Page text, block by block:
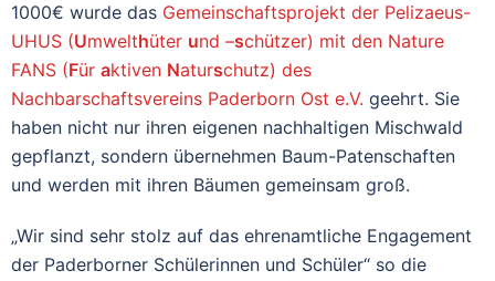
1000€ wurde das Gemeinschaftsprojekt der Pelizaeus-
UHUS (Umwelthüter und –schützer) mit den Nature
FANS (Für aktiven Naturschutz) des
Nachbarschaftsvereins Paderborn Ost e.V. geehrt. Sie
haben nicht nur ihren eigenen nachhaltigen Mischwald
gepflanzt, sondern übernehmen Baum-Patenschaften
und werden mit ihren Bäumen gemeinsam groß.
„Wir sind sehr stolz auf das ehrenamtliche Engagement
der Paderborner Schülerinnen und Schüler“ so die